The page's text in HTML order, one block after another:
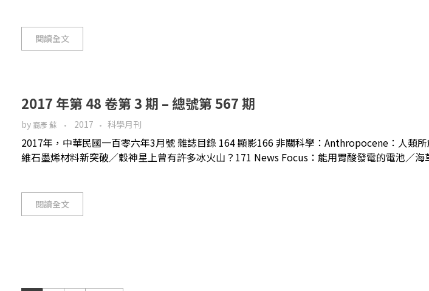
閱讀全文
2017 年第 48 卷第 3 期 – 總號第 567 期
by 裔彥 蘇 2017 科學月刊
2017年，中華民國一百零六年3月號 雜誌目錄 164 顯影166 非關科學：Anthropocene：人類
維石墨烯材料新突破／穀神星上曾有許多冰火山？171 News Focus：能用胃酸發電的電池／海
閱讀全文